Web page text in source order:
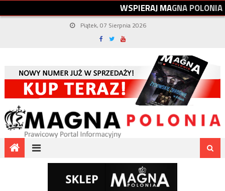
WSPIERAJMAGNAPOLONIA
Piątek, 07 Sierpnia 2026